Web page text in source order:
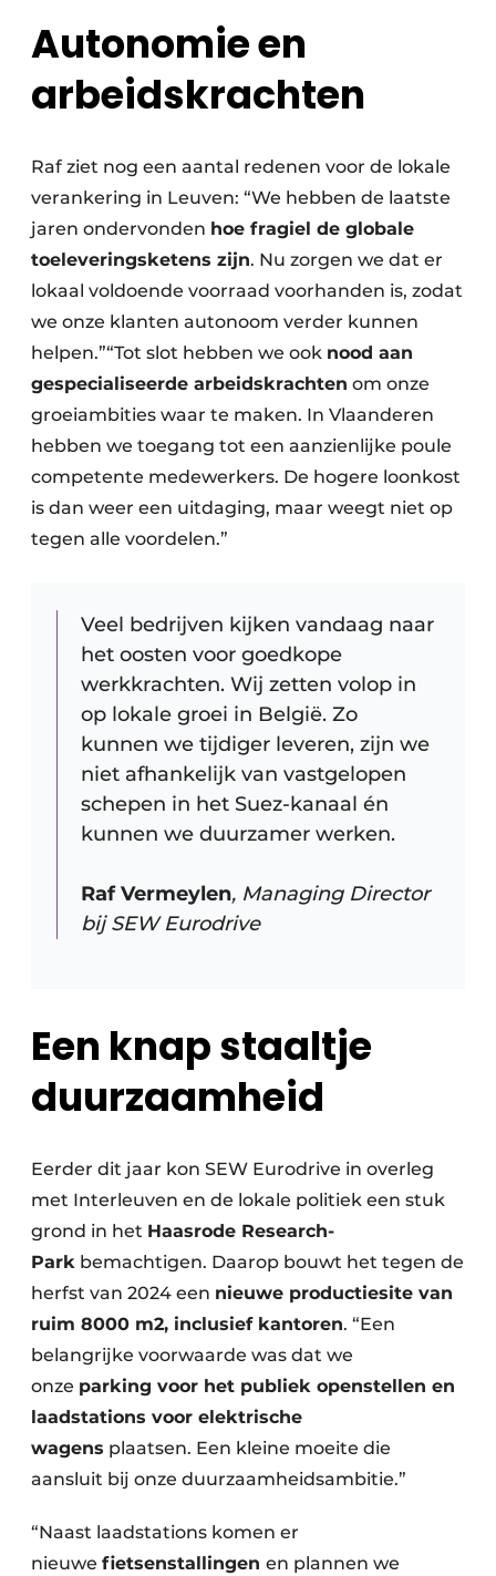
Autonomie en
arbeidskrachten
Raf ziet nog een aantal redenen voor de lokale
verankering in Leuven: “We hebben de laatste
jaren ondervonden hoe fragiel de globale
toeleveringsketens zijn. Nu zorgen we dat er
lokaal voldoende voorraad voorhanden is, zodat
we onze klanten autonoom verder kunnen
helpen.”“Tot slot hebben we ook nood aan
gespecialiseerde arbeidskrachten om onze
groeiambities waar te maken. In Vlaanderen
hebben we toegang tot een aanzienlijke poule
competente medewerkers. De hogere loonkost
is dan weer een uitdaging, maar weegt niet op
tegen alle voordelen.”
Veel bedrijven kijken vandaag naar
het oosten voor goedkope
werkkrachten. Wij zetten volop in
op lokale groei in België. Zo
kunnen we tijdiger leveren, zijn we
niet afhankelijk van vastgelopen
schepen in het Suez-kanaal én
kunnen we duurzamer werken.
Raf Vermeylen, Managing Director
bij SEW Eurodrive
Een knap staaltje
duurzaamheid
Eerder dit jaar kon SEW Eurodrive in overleg
met Interleuven en de lokale politiek een stuk
grond in het Haasrode Research-
Park bemachtigen. Daarop bouwt het tegen de
herfst van 2024 een nieuwe productiesite van
ruim 8000 m2, inclusief kantoren. “Een
belangrijke voorwaarde was dat we
onze parking voor het publiek openstellen en
laadstations voor elektrische
wagens plaatsen. Een kleine moeite die
aansluit bij onze duurzaamheidsambitie.”
“Naast laadstations komen er
nieuwe fietsenstallingen en plannen we